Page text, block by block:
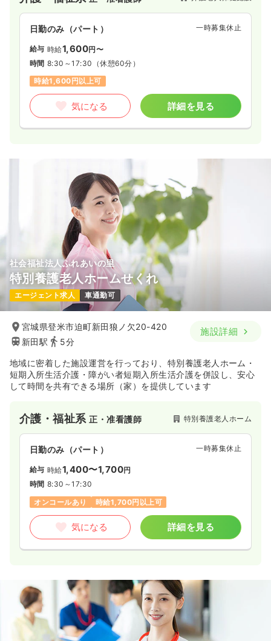
日勤のみ（パート） 一時募集休止
給与 時給1,600円〜
時間 8:30～17:30 （休憩60分）
時給1,600円以上可
気になる 詳細を見る
社会福祉法人ふれあいの里
特別養護老人ホームせくれ
エージェント求人 車通勤可
宮城県登米市迫町新田狼ノ欠20-420
新田駅
5分
施設詳細
地域に密着した施設運営を行っており、特別養護老人ホーム・
短期入所生活介護・障がい者短期入所生活介護を併設し、安心
して時間を共有できる場所（家）を提供しています
介護・福祉系正・准看護師 特別養護老人ホーム
日勤のみ（パート） 一時募集休止
給与 時給1,400〜1,700円
時間 8:30～17:30
オンコールあり
時給1,700円以上可
気になる 詳細を見る